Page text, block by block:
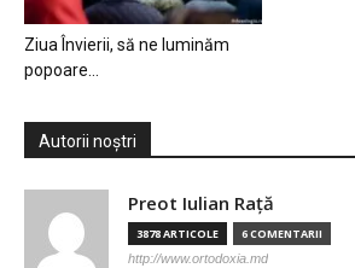
Ziua Învierii, să ne luminăm
popoare…
Autorii noștri
Preot Iulian Raţă
3878 ARTICOLE 6 COMENTARII
http://www.ortodoxia.md